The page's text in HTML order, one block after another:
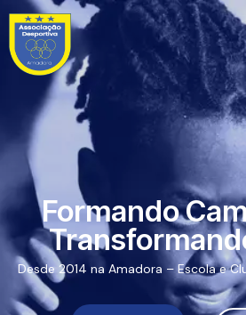
Desde 2014 na Amadora – Escola e
Formando